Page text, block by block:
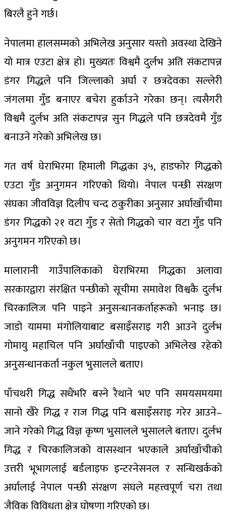
बिरलै हुने गर्छ।
नेपालमा हालसम्मको अभिलेख अनुसार यस्तो अवस्था देखिने
यो मात्र एउटा क्षेत्र हो। मुख्यतः विश्वमै दुर्लभ अति संकटापन्न
डंगर गिद्धले पनि जिल्लाको अर्घा र छत्रदेवका सल्लेरी
जंगलमा गुँड बनाएर बचेरा हुर्काउने गरेका छन्। त्यसैगरी
विश्वमै दुर्लभ अति संकटापन्न सुन गिद्धले पनि छत्रदेवमै गुँड
बनाउने गरेको अभिलेख छ।
गत वर्ष घेराभिरमा हिमाली गिद्धका ३५, हाडफोर गिद्धको
एउटा गुँड अनुगमन गरिएको थियो। नेपाल पन्छी संरक्षण
संघका जीवविज्ञ दिलीप चन्द ठकुरीका अनुसार अर्घाखाँचीमा
डंगर गिद्धको २१ वटा गुँड र सेतो गिद्धको चार वटा गुँड पनि
अनुगमन गरिएको छ।
मालारानी गाउँपालिकाको घेराभिरमा गिद्धका अलावा
सरकारद्वारा संरक्षित पन्छीको सूचीमा समावेश विश्वकै दुर्लभ
चिरकालिज पनि पाइने अनुसन्धानकर्ताहरूको भनाइ छ।
जाडो याममा मंगोलियाबाट बसाइँसराइ गरी आउने दुर्लभ
गोमायु महाचिल पनि अर्घाखाँची पाइएको अभिलेख रहेको
अनुसन्धानकर्ता नकुल भुसालले बताए।
पाँचथरी गिद्ध सधैंभरि बस्ने रैथाने भए पनि समयसमयमा
सानो खैरे गिद्ध र राज गिद्ध पनि बसाइँसराइ गरेर आउने–
जाने गरेको गिद्ध विज्ञ कृष्ण भुसालले भुसालले बताए। दुर्लभ
गिद्ध र चिरकालिजको वासस्थान भएकाले अर्घाखाँचीको
उत्तरी भूभागलाई बर्डलाइफ इन्टरनेसनल र सन्धिखर्कको
अर्घालाई नेपाल पन्छी संरक्षण संघले महत्त्वपूर्ण चरा तथा
जैविक विविधता क्षेत्र घोषणा गरिएको छ।